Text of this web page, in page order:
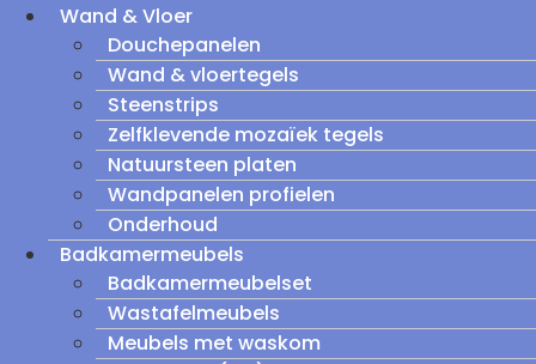
Wand & Vloer
Douchepanelen
Wand & vloertegels
Steenstrips
Zelfklevende mozaïek tegels
Natuursteen platen
Wandpanelen profielen
Onderhoud
Badkamermeubels
Badkamermeubelset
Wastafelmeubels
Meubels met waskom